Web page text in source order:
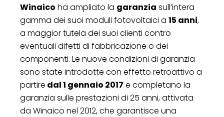
Winaico ha ampliato la garanzia sull’intera
gamma dei suoi moduli fotovoltaici a 15 anni,
a maggior tutela dei suoi clienti contro
eventuali difetti di fabbricazione o dei
componenti. Le nuove condizioni di garanzia
sono state introdotte con effetto retroattivo a
partire dal 1 gennaio 2017 e completano la
garanzia sulle prestazioni di 25 anni, attivata
da Winaico nel 2012, che garantisce una